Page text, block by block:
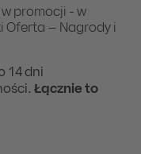
promocji - w
Oferta – Nagrody i
14 dni
Łącznie to